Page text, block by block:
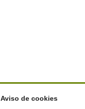
Aviso de cookies